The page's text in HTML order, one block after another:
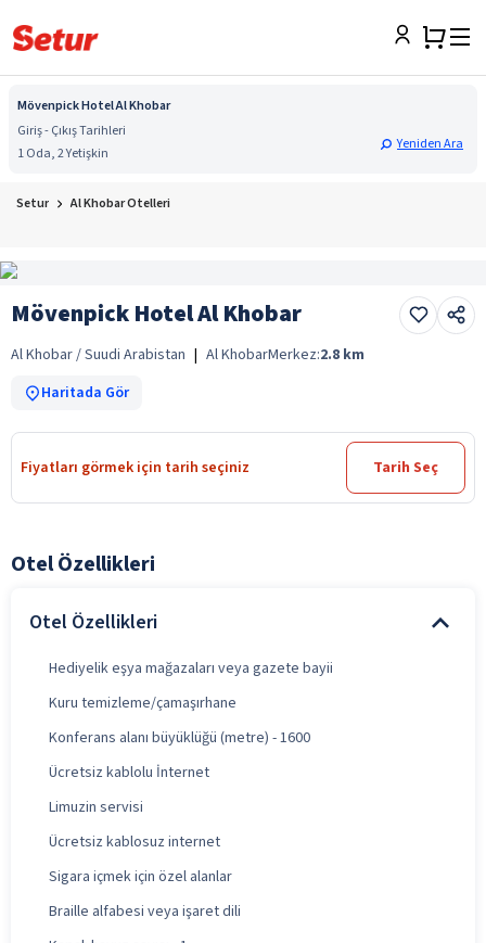
Mövenpick Hotel Al Khobar
Giriş - Çıkış Tarihleri
1 Oda, 2 Yetişkin
Yeniden Ara
Setur Al Khobar Otelleri
Mövenpick Hotel Al Khobar
Al Khobar / Suudi Arabistan | Al KhobarMerkez:2.8 km
Haritada Gör
Fiyatları görmek için tarih seçiniz Tarih Seç
Otel Özellikleri
Otel Özellikleri
Hediyelik eşya mağazaları veya gazete bayii
Kuru temizleme/çamaşırhane
Konferans alanı büyüklüğü (metre) - 1600
Ücretsiz kablolu İnternet
Limuzin servisi
Ücretsiz kablosuz internet
Sigara içmek için özel alanlar
Braille alfabesi veya işaret dili